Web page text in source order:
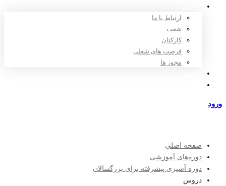
ارتباط با ما
شعب
کارکنان
فرصت های شغلی
مجوز ها
ورود
صفحه اصلی
دوره‌های آموزشی
دوره آشپزی پیشرفته برای بزرگسالان
دروس